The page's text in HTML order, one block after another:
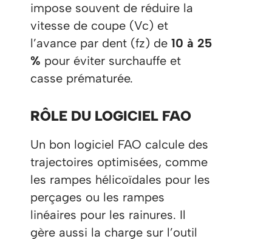
impose souvent de réduire la
vitesse de coupe (Vc) et
l’avance par dent (fz) de 10 à 25
% pour éviter surchauffe et
casse prématurée.
RÔLE DU LOGICIEL FAO
Un bon logiciel FAO calcule des
trajectoires optimisées, comme
les rampes hélicoïdales pour les
perçages ou les rampes
linéaires pour les rainures. Il
gère aussi la charge sur l’outil